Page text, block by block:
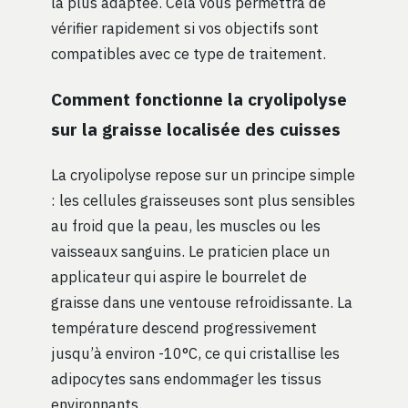
vérifier rapidement si vos objectifs sont
compatibles avec ce type de traitement.
Comment fonctionne la cryolipolyse
sur la graisse localisée des cuisses
La cryolipolyse repose sur un principe simple
: les cellules graisseuses sont plus sensibles
au froid que la peau, les muscles ou les
vaisseaux sanguins. Le praticien place un
applicateur qui aspire le bourrelet de
graisse dans une ventouse refroidissante. La
température descend progressivement
jusqu’à environ -10°C, ce qui cristallise les
adipocytes sans endommager les tissus
environnants.